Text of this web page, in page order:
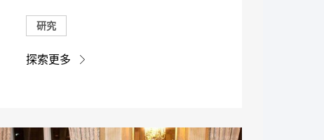
研究
探索更多